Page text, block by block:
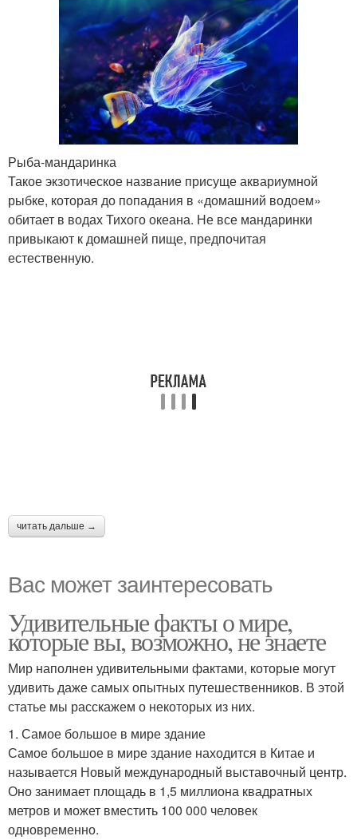
Рыба-мандаринка
Такое экзотическое название присуще аквариумной
рыбке, которая до попадания в «домашний водоем»
обитает в водах Тихого океана. Не все мандаринки
привыкают к домашней пище, предпочитая
естественную.
читать дальше →
Вас может заинтересовать
Удивительные факты о мире,
которые вы, возможно, не знаете
Мир наполнен удивительными фактами, которые могут
удивить даже самых опытных путешественников. В этой
статье мы расскажем о некоторых из них.
1. Самое большое в мире здание
Самое большое в мире здание находится в Китае и
называется Новый международный выставочный центр.
Оно занимает площадь в 1,5 миллиона квадратных
метров и может вместить 100 000 человек
одновременно.